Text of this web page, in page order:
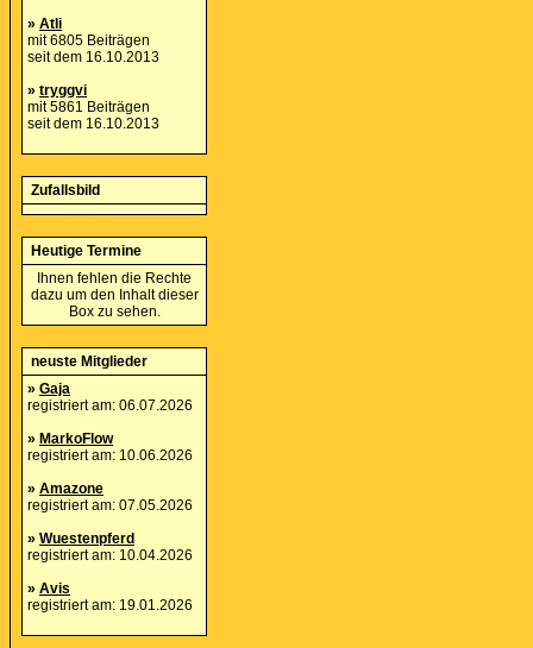
» Atli
mit 6805 Beiträgen
seit dem 16.10.2013
» tryggvi
mit 5861 Beiträgen
seit dem 16.10.2013
Zufallsbild
Heutige Termine
Ihnen fehlen die Rechte
dazu um den Inhalt dieser
Box zu sehen.
neuste Mitglieder
» Gaja
registriert am: 06.07.2026
» MarkoFlow
registriert am: 10.06.2026
» Amazone
registriert am: 07.05.2026
» Wuestenpferd
registriert am: 10.04.2026
» Avis
registriert am: 19.01.2026